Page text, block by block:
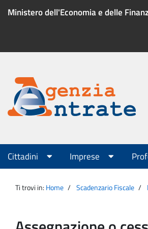
Ministero dell'Economia e delle
Menu
servizio
Agenzia
Entrate
Menu
principale
Cittadini Imprese
Ti trovi in: Home Scadenzario Fiscale